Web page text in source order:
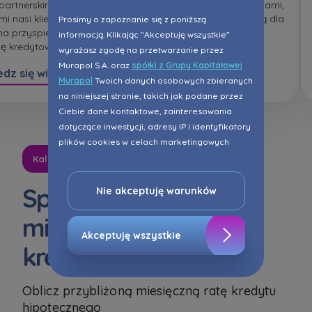
Prosimy o zapoznanie się z poniższą
informacją. Klikając "Akceptuję wszystkie"
wyrażasz zgodę na przetwarzanie przez
Murapol S.A. oraz spółki z Grupy Kapitałowej
Murapol Twoich danych osobowych zbieranych
na niniejszej stronie, takich jak podane przez
Ciebie dane kontaktowe, zainteresowania
dotyczące inwestycji, adresy IP i identyfikatory
plików cookies w celach marketingowych
do Twoich potrzeb, w tym w oparciu o
profilowanie. Oczywiście, możesz nie wyrazić
przedmiotowej zgody klikając ”Nie akceptuję
warunków”.
Zaznaczamy, iż zgoda jest dobrowolna i
ustawieniach zaawansowanych Twojej
przeglądarki.
Nie akceptuję warunków
Akceptuję wszystkie
relacjom z
nasi klienci mogą
przyspieszoną
kredytową.
się więcej
Współpracujemy z doradcami,
którzy sprawnie przygotują dla
Ciebie optymalną ofertę.
Dowiedz się więcej
Kalkulator kredytowy
Sprawdź swoją
miesięczną ratę
kredytową
Oblicz przybliżoną miesięczną ratę kredytu
hipotecznego